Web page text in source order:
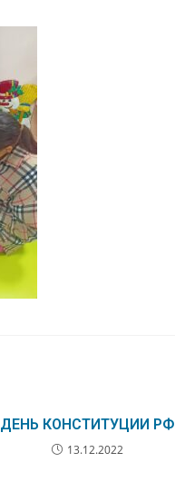
ДЕНЬ КОНСТИТУЦИИ РФ
13.12.2022